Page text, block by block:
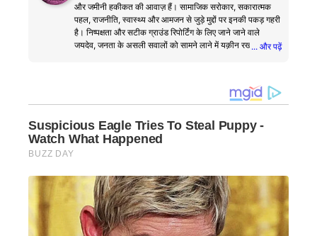
और जमीनी हकीकत की आवाज़ हैं। सामाजिक सरोकार, सकारात्मक
पहल, राजनीति, स्वास्थ्य और आमजन से जुड़े मुद्दों पर इनकी पकड़ गहरी
है। निष्पक्षता और सटीक ग्राउंड रिपोर्टिंग के लिए जाने जाने वाले
जयदेव, जनता के असली सवालों को सामने लाने में यक़ीन रखते हैं।... और पढ़ें